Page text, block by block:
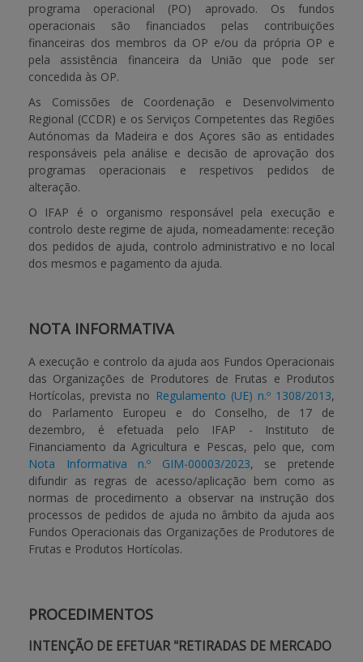
programa operacional (PO) aprovado. Os fundos
operacionais são financiados pelas contribuições
financeiras dos membros da OP e/ou da própria OP e
pela assistência financeira da União que pode ser
concedida às OP.
As Comissões de Coordenação e Desenvolvimento
Regional (CCDR) e os Serviços Competentes das Regiões
Autónomas da Madeira e dos Açores são as entidades
responsáveis pela análise e decisão de aprovação dos
programas operacionais e respetivos pedidos de
alteração.
O IFAP é o organismo responsável pela execução e
controlo deste regime de ajuda, nomeadamente: receção
dos pedidos de ajuda, controlo administrativo e no local
dos mesmos e pagamento da ajuda.
NOTA INFORMATIVA
A execução e controlo da ajuda aos Fundos Operacionais
das Organizações de Produtores de Frutas e Produtos
Hortícolas, prevista no Regulamento (UE) n.º 1308/2013,
do Parlamento Europeu e do Conselho, de 17 de
dezembro, é efetuada pelo IFAP - Instituto de
Financiamento da Agricultura e Pescas, pelo que, com
Nota Informativa n.º GIM-00003/2023, se pretende
difundir as regras de acesso/aplicação bem como as
normas de procedimento a observar na instrução dos
processos de pedidos de ajuda no âmbito da ajuda aos
Fundos Operacionais das Organizações de Produtores de
Frutas e Produtos Hortícolas.
PROCEDIMENTOS
INTENÇÃO DE EFETUAR "RETIRADAS DE MERCADO